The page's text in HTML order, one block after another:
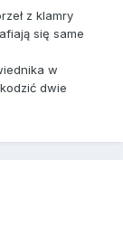
z klamry
się same
w
dwie